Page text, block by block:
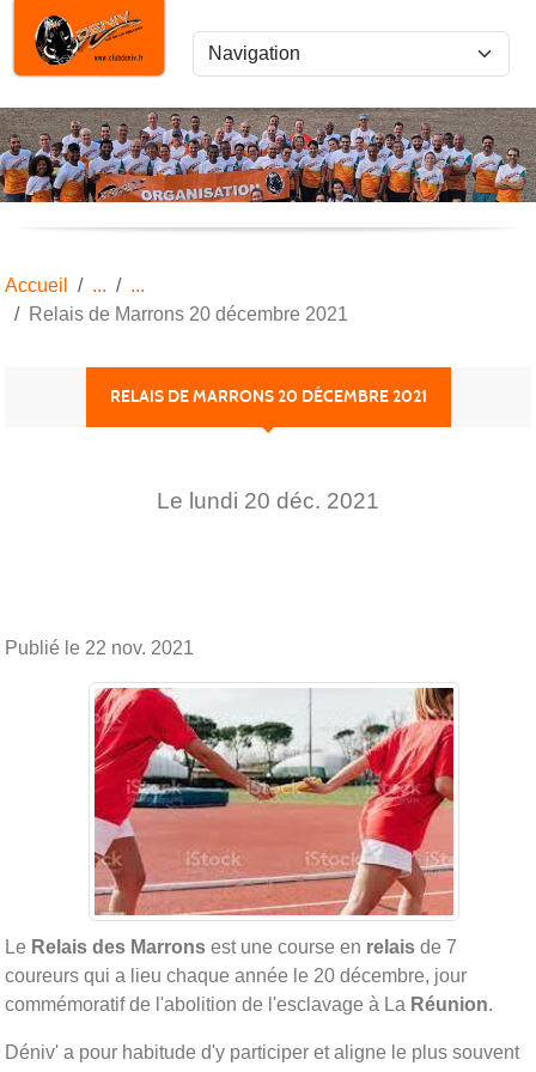
Accueil
Relais de Marrons 20 décembre 2021
RELAIS DE MARRONS 20 DÉCEMBRE 2021
Le lundi 20 déc. 2021
Publié le 22 nov. 2021
Le Relais des Marrons est une course en relais de 7
coureurs qui a lieu chaque année le 20 décembre, jour
commémoratif de l'abolition de l'esclavage à La Réunion.
Déniv' a pour habitude d'y participer et aligne le plus souvent
Panneau de gestion des cookies